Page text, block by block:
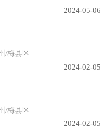
2024-05-06
/梅县区
2024-02-05
/梅县区
2024-02-05